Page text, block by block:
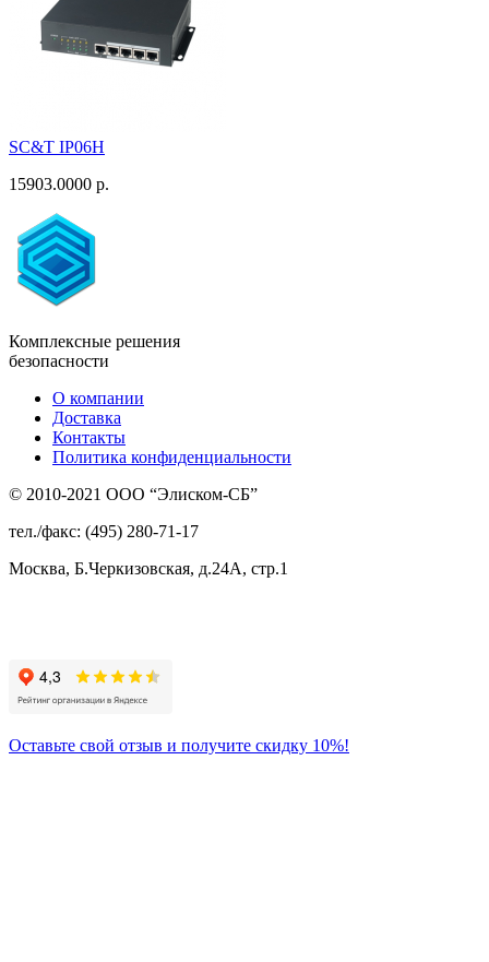
SC&T IP06H
15903.0000 р.
Комплексные решения
безопасности
О компании
Доставка
Контакты
Политика конфиденциальности
© 2010-2021 ООО “Элиском-СБ”
тел./факс: (495) 280-71-17
Москва, Б.Черкизовская, д.24А, стр.1
Оставьте свой отзыв и получите скидку 10%!